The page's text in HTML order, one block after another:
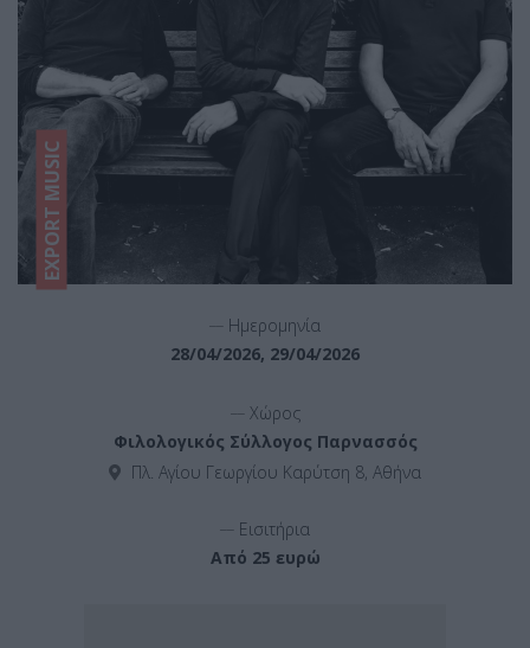
EXPORT MUSIC
Ημερομηνία
28/04/2026, 29/04/2026
Χώρος
Φιλολογικός Σύλλογος Παρνασσός
Πλ. Αγίου Γεωργίου Καρύτση 8, Αθήνα
Εισιτήρια
Από 25 ευρώ